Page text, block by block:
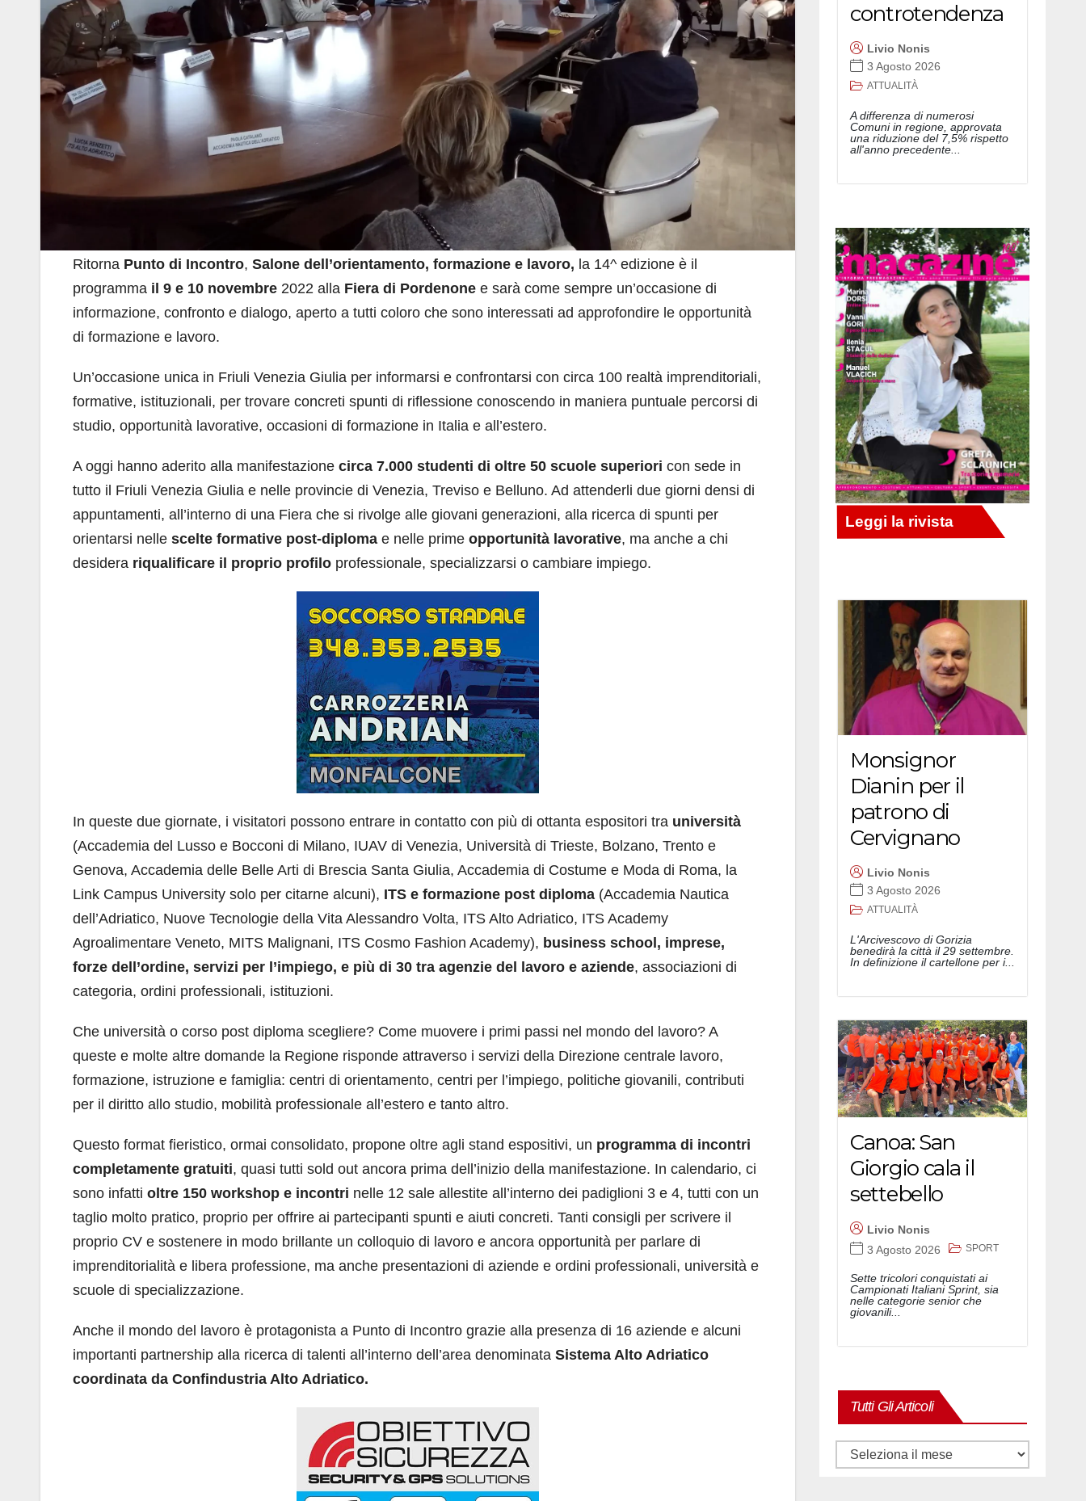
Ritorna Punto di Incontro, Salone dell’orientamento, formazione e lavoro, la 14^ edizione è il
programma il 9 e 10 novembre 2022 alla Fiera di Pordenone e sarà come sempre un’occasione di
informazione, confronto e dialogo, aperto a tutti coloro che sono interessati ad approfondire le opportunità
di formazione e lavoro.
Un’occasione unica in Friuli Venezia Giulia per informarsi e confrontarsi con circa 100 realtà imprenditoriali,
formative, istituzionali, per trovare concreti spunti di riflessione conoscendo in maniera puntuale percorsi di
studio, opportunità lavorative, occasioni di formazione in Italia e all’estero.
A oggi hanno aderito alla manifestazione circa 7.000 studenti di oltre 50 scuole superiori con sede in
tutto il Friuli Venezia Giulia e nelle provincie di Venezia, Treviso e Belluno. Ad attenderli due giorni densi di
appuntamenti, all’interno di una Fiera che si rivolge alle giovani generazioni, alla ricerca di spunti per
orientarsi nelle scelte formative post-diploma e nelle prime opportunità lavorative, ma anche a chi
desidera riqualificare il proprio profilo professionale, specializzarsi o cambiare impiego.
In queste due giornate, i visitatori possono entrare in contatto con più di ottanta espositori tra università
(Accademia del Lusso e Bocconi di Milano, IUAV di Venezia, Università di Trieste, Bolzano, Trento e
Genova, Accademia delle Belle Arti di Brescia Santa Giulia, Accademia di Costume e Moda di Roma, la
Link Campus University solo per citarne alcuni), ITS e formazione post diploma (Accademia Nautica
dell’Adriatico, Nuove Tecnologie della Vita Alessandro Volta, ITS Alto Adriatico, ITS Academy
Agroalimentare Veneto, MITS Malignani, ITS Cosmo Fashion Academy), business school, imprese,
forze dell’ordine, servizi per l’impiego, e più di 30 tra agenzie del lavoro e aziende, associazioni di
categoria, ordini professionali, istituzioni.
Che università o corso post diploma scegliere? Come muovere i primi passi nel mondo del lavoro? A
queste e molte altre domande la Regione risponde attraverso i servizi della Direzione centrale lavoro,
formazione, istruzione e famiglia: centri di orientamento, centri per l’impiego, politiche giovanili, contributi
per il diritto allo studio, mobilità professionale all’estero e tanto altro.
Questo format fieristico, ormai consolidato, propone oltre agli stand espositivi, un programma di incontri
completamente gratuiti, quasi tutti sold out ancora prima dell’inizio della manifestazione. In calendario, ci
sono infatti oltre 150 workshop e incontri nelle 12 sale allestite all’interno dei padiglioni 3 e 4, tutti con un
taglio molto pratico, proprio per offrire ai partecipanti spunti e aiuti concreti. Tanti consigli per scrivere il
proprio CV e sostenere in modo brillante un colloquio di lavoro e ancora opportunità per parlare di
imprenditorialità e libera professione, ma anche presentazioni di aziende e ordini professionali, università e
scuole di specializzazione.
Anche il mondo del lavoro è protagonista a Punto di Incontro grazie alla presenza di 16 aziende e alcuni
importanti partnership alla ricerca di talenti all’interno dell’area denominata Sistema Alto Adriatico
coordinata da Confindustria Alto Adriatico.
controtendenza
Livio Nonis
3 Agosto 2026
ATTUALITÀ
A differenza di numerosi
Comuni in regione, approvata
una riduzione del 7,5% rispetto
all'anno precedente...
Monsignor
Dianin per il
patrono di
Cervignano
Livio Nonis
3 Agosto 2026
ATTUALITÀ
L'Arcivescovo di Gorizia
benedirà la città il 29 settembre.
In definizione il cartellone per i...
Canoa: San
Giorgio cala il
settebello
Livio Nonis
3 Agosto 2026
SPORT
Sette tricolori conquistati ai
Campionati Italiani Sprint, sia
nelle categorie senior che
giovanili...
Tutti Gli Articoli
Tutti